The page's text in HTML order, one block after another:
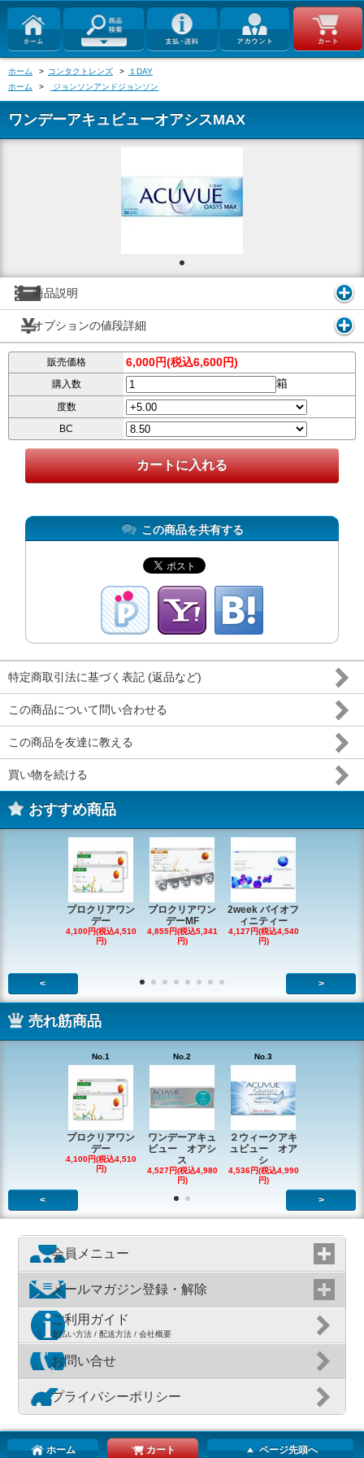
ホーム > コンタクトレンズ >
１DAY
ホーム
> ジョンソンアンドジョンソン
ワンデーアキュビューオアシスMAX
商品説明
オプションの値段詳細
販売価格 6,000円(税込6,600円)
購入数 箱
度数
BC
この商品を共有する
特定商取引法に基づく表記 (返品など)
この商品について問い合わせる
この商品を友達に教える
買い物を続ける
おすすめ商品
プロクリアワン
デー
4,100円(税込4,510
円)
プロクリアワン
デーMF
4,855円(税込5,341
円)
2week バイオフ
ィニティー
4,127円(税込4,540
円)
< >
売れ筋商品
No.1
プロクリアワン
デー
4,100円(税込4,510
円)
No.2
ワンデーアキュ
ビュー オアシ
ス
4,527円(税込4,980
円)
No.3
２ウィークアキ
ュビュー オア
シ
4,536円(税込4,990
円)
< >
会員メニュー
メールマガジン登録・解除
ご利用ガイド
支払い方法 / 配送方法 / 会社概要
お問い合せ
プライバシーポリシー
ホーム カート ページ先頭へ